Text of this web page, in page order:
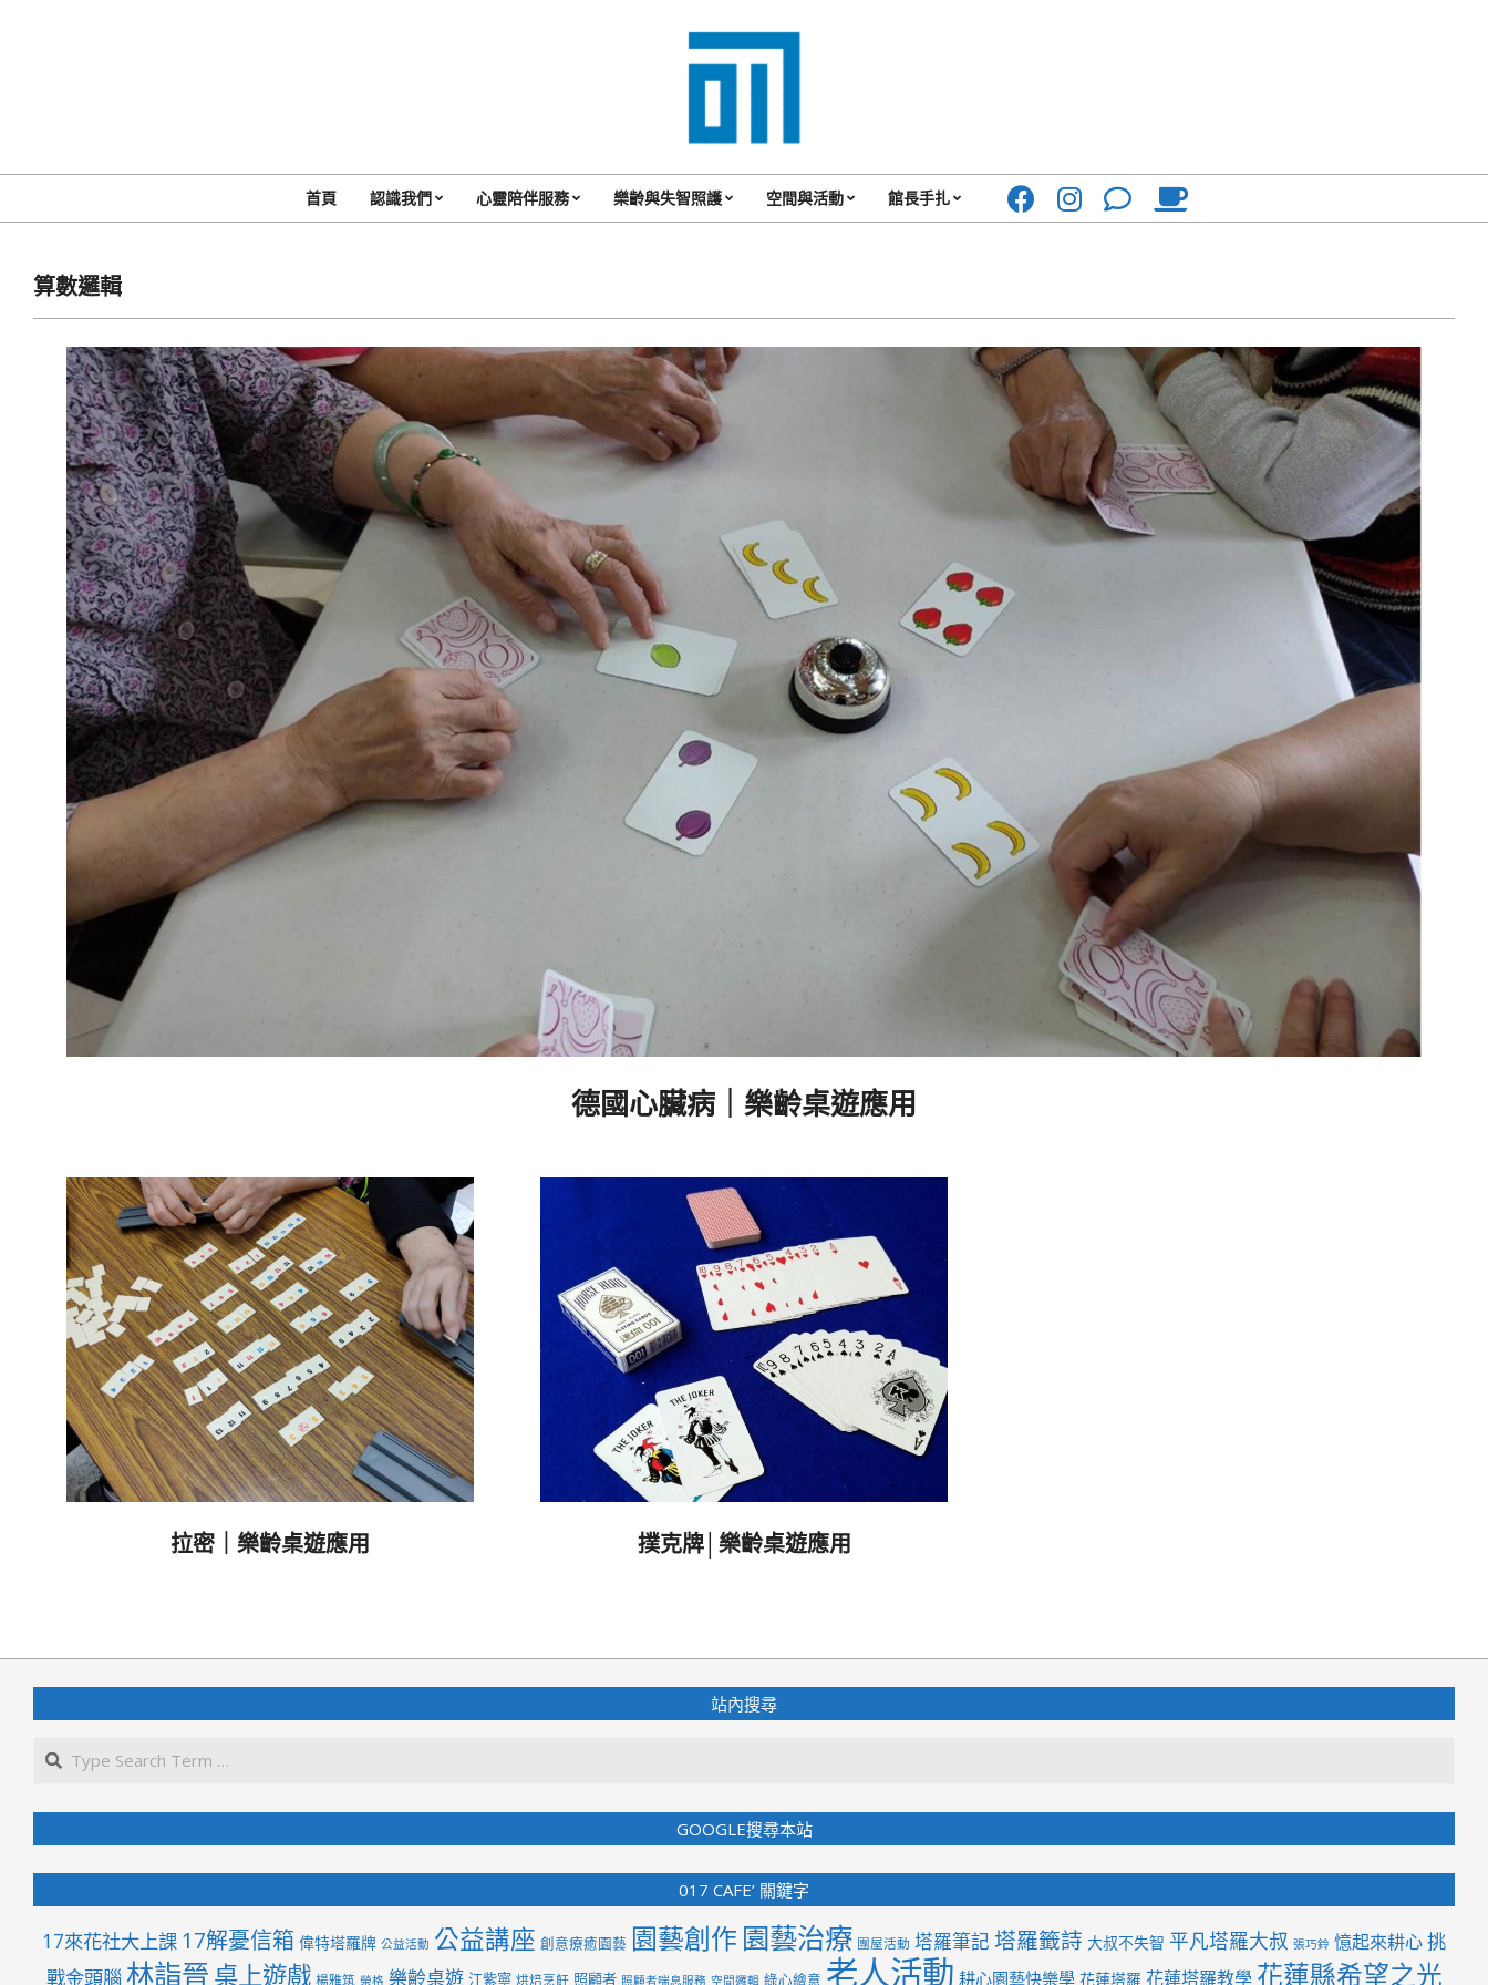
017
Cafe'
一
起
咖
啡
館
Primary
首頁 認識我們 心靈陪伴服務 樂齡與失智照護 空間與活動 館長手扎
算數邏輯
德國心臟病｜樂齡桌遊應用
08
拉密｜樂齡桌遊應用 撲克牌│樂齡桌遊應用
站內搜尋
GOOGLE搜尋本站
017 CAFE’ 關鍵字
17來花社大上課 17解憂信箱 偉特塔羅牌 公益活動 公益講座 創意療癒園藝 園藝創作 園藝治療 團屋活動 塔羅筆記 塔羅籤詩 大叔不失智 平凡塔羅大叔 張巧鈴 憶起來耕心挑
戰金頭腦 林詣晉桌上遊戲 楊雅筑 榮格 樂齡桌遊 江紫寧 烘焙烹飪 照顧者 照顧者喘息服務 空間邏輯 綠心繪意 老人活動 耕心園藝快樂學 花蓮塔羅 花蓮塔羅教學 花蓮縣希望之光